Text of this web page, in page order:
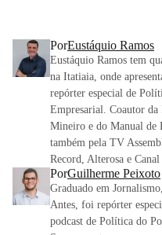
PorEustáquio Ramos
Eustáquio Ramos tem
na Itatiaia, onde
repórter especial de
Empresarial. Coautor
Mineiro e do Manual de
também pela TV
Record, Alterosa e Canal
PorGuilherme Peixoto
Graduado em
Antes, foi repórter
podcast de Política do